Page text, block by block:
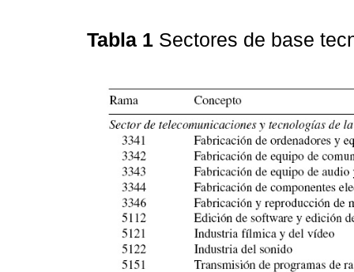
Tabla 1 Sectores de base